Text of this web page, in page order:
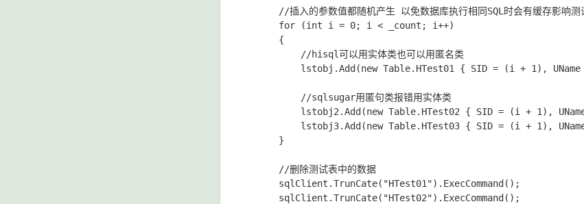
//插入的参数值都随机产生 以免数据库执行相同SQL时会有缓存影响测
      for (int i = 0; i < _count; i++)
      {
          //hisql可以用实体类也可以用匿名类
lstobj.Add(new Table.HTest01 { SID = (i + 1),
          //sqlsugar用匿句类报错用实体类
lstobj2.Add(new Table.HTest02 { SID = (i + 1),
lstobj3.Add(new Table.HTest03 { SID = (i + 1),
      }
      //删除测试表中的数据
      sqlClient.TrunCate("HTest01").ExecCommand();
      sqlClient.TrunCate("HTest02").ExecCommand();